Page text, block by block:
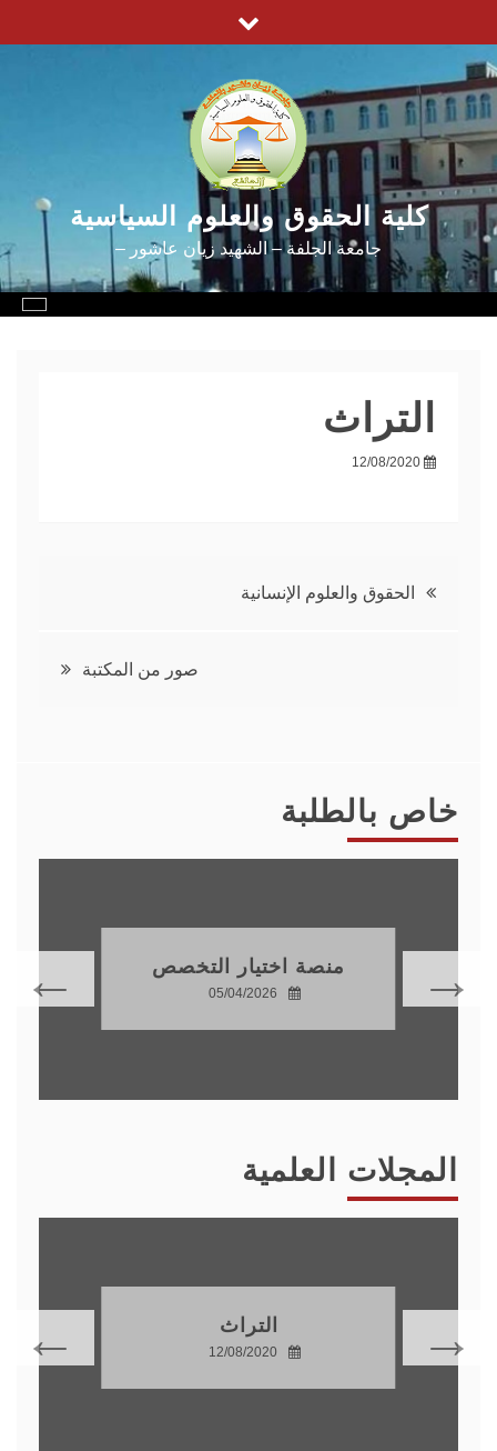
to
content
كلية الحقوق والعلوم السياسية
جامعة الجلفة – الشهيد زيان عاشور –
التراث
12/08/2020
تصفّح
الحقوق والعلوم الإنسانية
صور من المكتبة
خاص بالطلبة
منصة اختيار التخصص
05/04/2026
المجلات العلمية
التراث
12/08/2020